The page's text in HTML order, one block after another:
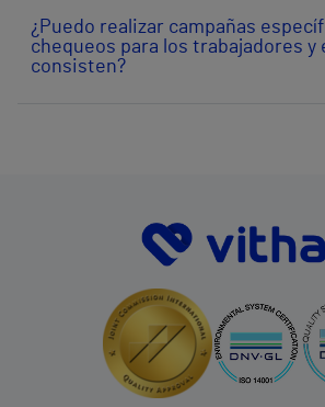
¿Puedo realizar campañas
chequeos para los trabajadores y
consisten?